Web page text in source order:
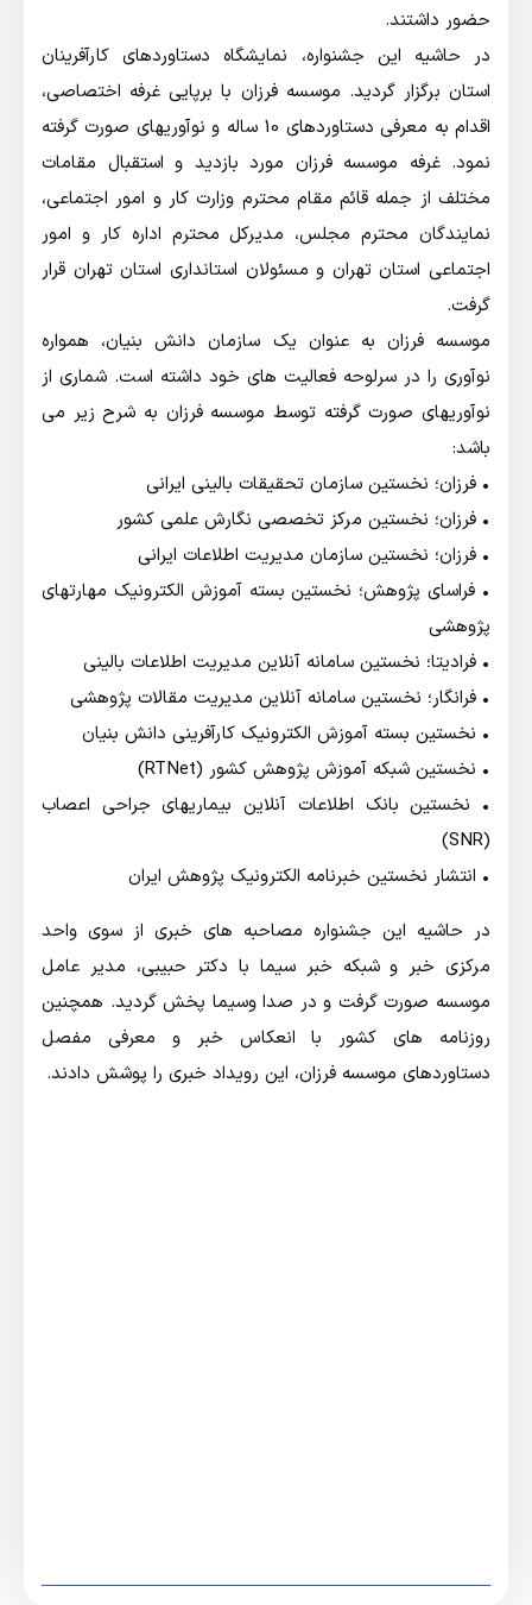
حضور داشتند.
در حاشیه این جشنواره، نمایشگاه دستاوردهای کارآفرینان
استان برگزار گردید. موسسه فرزان با برپایی غرفه اختصاصی،
اقدام به معرفی دستاوردهای 10 ساله و نوآوریهای صورت گرفته
نمود. غرفه موسسه فرزان مورد بازدید و استقبال مقامات
مختلف از جمله قائم مقام محترم وزارت کار و امور اجتماعی،
نمایندگان محترم مجلس، مدیرکل محترم اداره کار و امور
اجتماعی استان تهران و مسئولان استانداری استان تهران قرار
گرفت.
موسسه فرزان به عنوان یک سازمان دانش بنیان، همواره
نوآوری را در سرلوحه فعالیت های خود داشته است. شماری از
نوآوریهای صورت گرفته توسط موسسه فرزان به شرح زیر می
باشد:
• فرزان؛ نخستین سازمان تحقیقات بالینی ایرانی
• فرزان؛ نخستین مرکز تخصصی نگارش علمی کشور
• فرزان؛ نخستین سازمان مدیریت اطلاعات ایرانی
• فراسای پژوهش؛ نخستین بسته آموزش الکترونیک مهارتهای
پژوهشی
• فرادیتا؛ نخستین سامانه آنلاین مدیریت اطلاعات بالینی
• فرانگار؛ نخستین سامانه آنلاین مدیریت مقالات پژوهشی
• نخستین بسته آموزش الکترونیک کارآفرینی دانش بنیان
• نخستین شبکه آموزش پژوهش کشور (RTNet)
• نخستین بانک اطلاعات آنلاین بیماریهای جراحی اعصاب
(SNR)
• انتشار نخستین خبرنامه الکترونیک پژوهش ایران
در حاشیه این جشنواره مصاحبه های خبری از سوی واحد
مرکزی خبر و شبکه خبر سیما با دکتر حبیبی، مدیر عامل
موسسه صورت گرفت و در صدا وسیما پخش گردید. همچنین
روزنامه های کشور با انعکاس خبر و معرفی مفصل
دستاوردهای موسسه فرزان، این رویداد خبری را پوشش دادند.